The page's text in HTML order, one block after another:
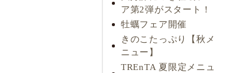
ア第2弾がスタート！
牡蠣フェア開催
きのこたっぷり【秋メ
ニュー】
TREnTA 夏限定メニュ